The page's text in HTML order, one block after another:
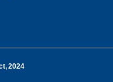
2024